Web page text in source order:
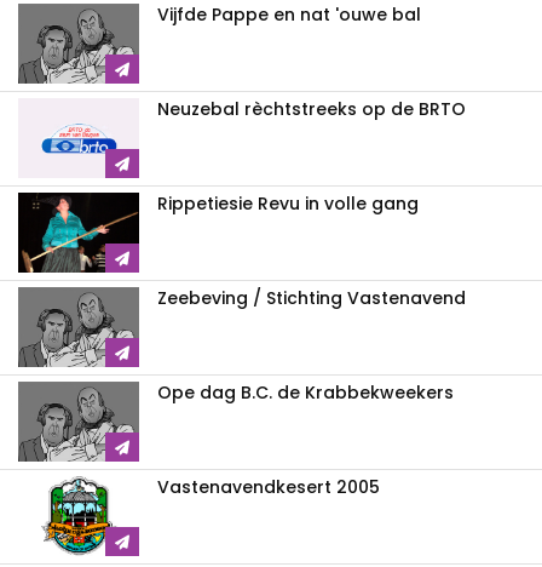
Vijfde Pappe en nat 'ouwe bal
Neuzebal rèchtstreeks op de BRTO
Rippetiesie Revu in volle gang
Zeebeving / Stichting Vastenavend
Ope dag B.C. de Krabbekweekers
Vastenavendkesert 2005